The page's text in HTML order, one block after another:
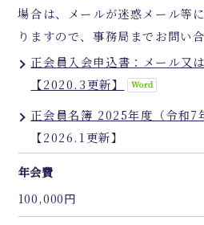
場合は、メールが迷惑メール等
りますので、事務局までお問い
正会員入会申込書：メール又
【2020.3更新】
正会員名簿 2025年度（令和7
【2026.1更新】
年会費
100,000円